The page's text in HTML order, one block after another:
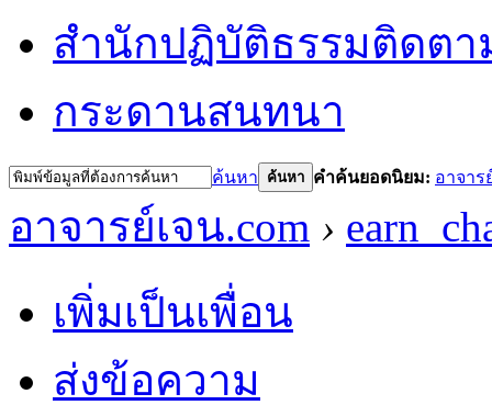
สำนักปฏิบัติธรรมติดต
กระดานสนทนา
ค้นหา ค้นหา คำค้นยอดนิยม: อาจาร
อาจารย์เจน.com ›
เพิ่มเป็นเพื่อน
ส่งข้อความ